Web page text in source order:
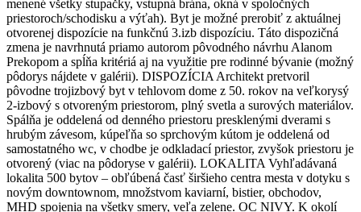
menené všetky stupačky, vstupná brána, okná v spoločných
priestoroch/schodisku a výťah). Byt je možné prerobiť z aktuálnej
otvorenej dispozície na funkčnú 3.izb dispozíciu. Táto dispozičná
zmena je navrhnutá priamo autorom pôvodného návrhu Alanom
Prekopom a spĺňa kritériá aj na využitie pre rodinné bývanie (možný
pôdorys nájdete v galérii). DISPOZÍCIA Architekt pretvoril
pôvodne trojizbový byt v tehlovom dome z 50. rokov na veľkorysý
2-izbový s otvoreným priestorom, plný svetla a surových materiálov.
Spálňa je oddelená od denného priestoru presklenými dverami s
hrubým závesom, kúpeľňa so sprchovým kútom je oddelená od
samostatného wc, v chodbe je odkladací priestor, zvyšok priestoru je
otvorený (viac na pôdoryse v galérii). LOKALITA Vyhľadávaná
lokalita 500 bytov – obľúbená časť širšieho centra mesta v dotyku s
novým downtownom, množstvom kaviarní, bistier, obchodov,
MHD spojenia na všetky smery, veľa zelene. OC NIVY. K okolí